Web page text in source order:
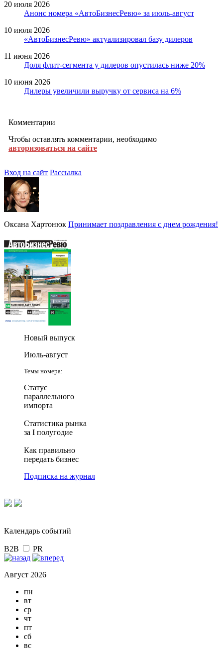
20 июля 2026
Анонс номера «АвтоБизнесРевю» за июль-август
10 июля 2026
«АвтоБизнесРевю» актуализировал базу дилеров
11 июня 2026
Доля флит-сегмента у дилеров опустилась ниже 20%
10 июня 2026
Дилеры увеличили выручку от сервиса на 6%
Комментарии
Чтобы оставлять комментарии, необходимо
авторизоваться на сайте
Вход на сайт Рассылка
Оксана Хартонюк Принимает поздравления с днем рождения!
Новый выпуск
Июль-август
Темы номера:
Статус
параллельного
импорта
Статистика рынка
за I полугодие
Как правильно
передать бизнес
Подписка на журнал
Календарь событий
B2B PR
Август 2026
пн
вт
ср
чт
пт
сб
вс